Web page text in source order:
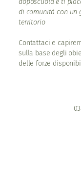
doposcuola e ti
di comunità con un
territorio
Contattaci e
sulla base degli
delle forze